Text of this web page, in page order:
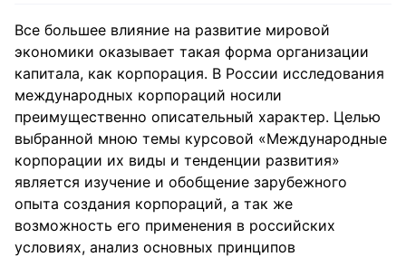
Все большее влияние на развитие мировой
экономики оказывает такая форма организации
капитала, как корпорация. В России исследования
международных корпораций носили
преимущественно описательный характер. Целью
выбранной мною темы курсовой «Международные
корпорации их виды и тенденции развития»
является изучение и обобщение зарубежного
опыта создания корпораций, а так же
возможность его применения в российских
условиях, анализ основных принципов